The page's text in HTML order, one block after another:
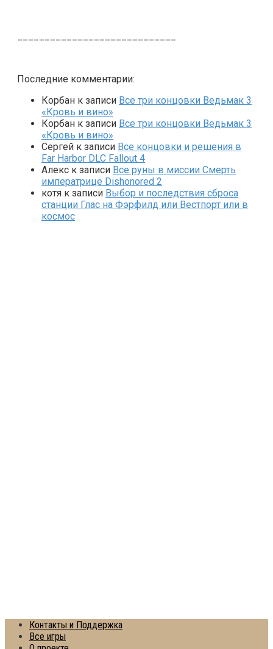
Последние комментарии:
Корбан к записи Все три концовки Ведьмак 3
«Кровь и вино»
Корбан к записи Все три концовки Ведьмак 3
«Кровь и вино»
Сергей к записи Все концовки и решения в
Far Harbor DLC Fallout 4
Алекс к записи Все руны в миссии Смерть
императрице Dishonored 2
котя к записи Выбор и последствия сброса
станции Глас на Фэрфилд или Вестпорт или в
космос
Контакты и Поддержка
Все игры